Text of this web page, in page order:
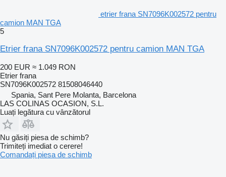
etrier frana SN7096K002572 pentru
camion MAN TGA
5
Etrier frana SN7096K002572 pentru camion MAN TGA
200 EUR ≈ 1.049 RON
Etrier frana
SN7096K002572 81508046440
Spania, Sant Pere Molanta, Barcelona
LAS COLINAS OCASION, S.L.
Luați legătura cu vânzătorul
Nu găsiți piesa de schimb?
Trimiteți imediat o cerere!
Comandați piesa de schimb